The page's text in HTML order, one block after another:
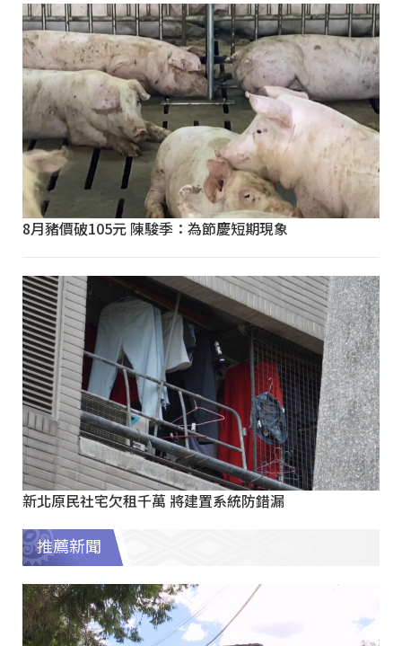
8月豬價破105元 陳駿季：為節慶短期現象
新北原民社宅欠租千萬 將建置系統防錯漏
推薦新聞